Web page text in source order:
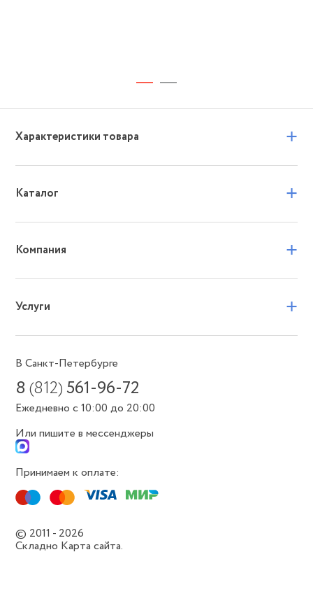
Характеристики товара +
Каталог +
Компания +
Услуги +
В Санкт-Петербурге
8(812) 561-96-72
Ежедневно с 10:00 до 20:00
Или пишите в мессенджеры
Принимаем к оплате:
© 2011 - 2026
Складно Карта сайта.